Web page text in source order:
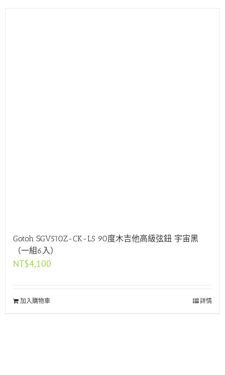
Gotoh SGV510Z-CK-L5 90度木吉他高級弦鈕 宇宙黑
（一組6入）
NT$4,100
加入購物車 詳情